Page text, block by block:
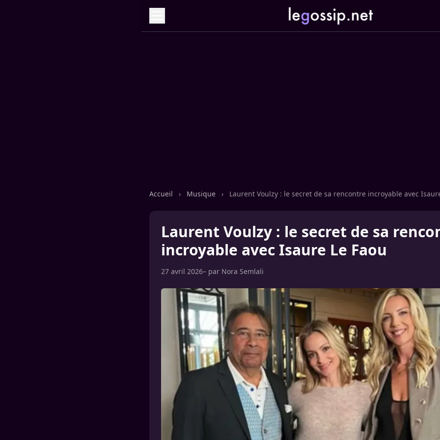
Accueil › Musique › Laurent Voulzy : le secret de sa rencontre incroyable avec
Laurent Voulzy : le secret de sa
incroyable avec Isaure Le Faou
27 avril 2026– par Nora Semlali